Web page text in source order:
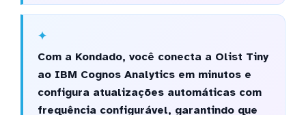
Com a Kondado, você conecta a Olist Tiny
ao IBM Cognos Analytics em minutos e
configura atualizações automáticas com
frequência configurável, garantindo que